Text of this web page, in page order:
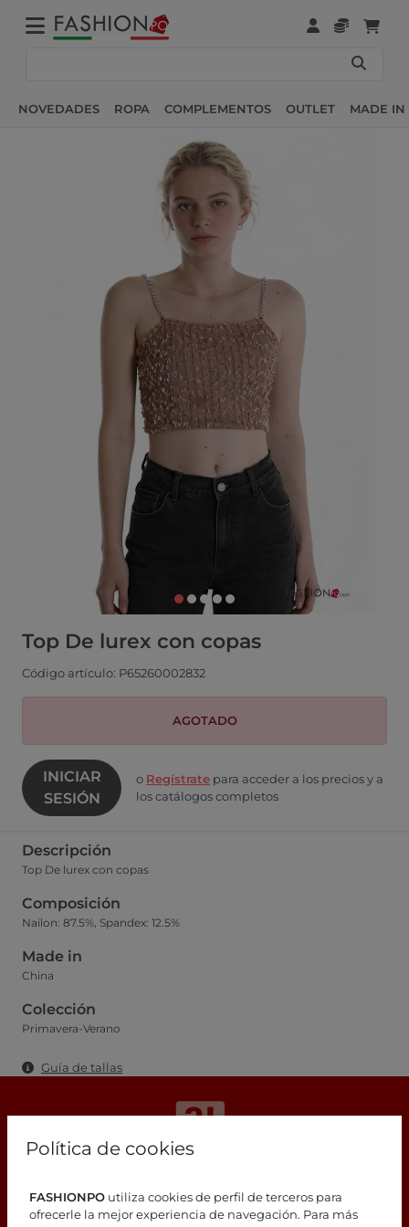
Política de cookies
FASHIONPO utiliza cookies de perfil de terceros para
ofrecerle la mejor experiencia de navegación. Para más
NOVEDADES ROPA COMPLEMENTOS OUTLET MADE IN
Top De lurex con copas
Código artículo: P65260002832
AGOTADO
INICIAR
SESIÓN
o Regístrate para acceder a los precios y a
los catálogos completos
Descripción
Top De lurex con copas
Composición
Nailon: 87.5%, Spandex: 12.5%
Made in
China
Colección
Primavera-Verano
Guía de tallas
¿Estás buscando respuestas?
¡Consulta nuestra página de